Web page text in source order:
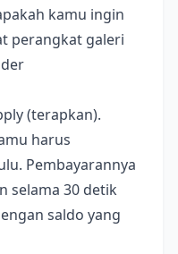
kamu ingin
perangkat galeri
(terapkan).
harus
Pembayarannya
selama 30 detik
saldo yang